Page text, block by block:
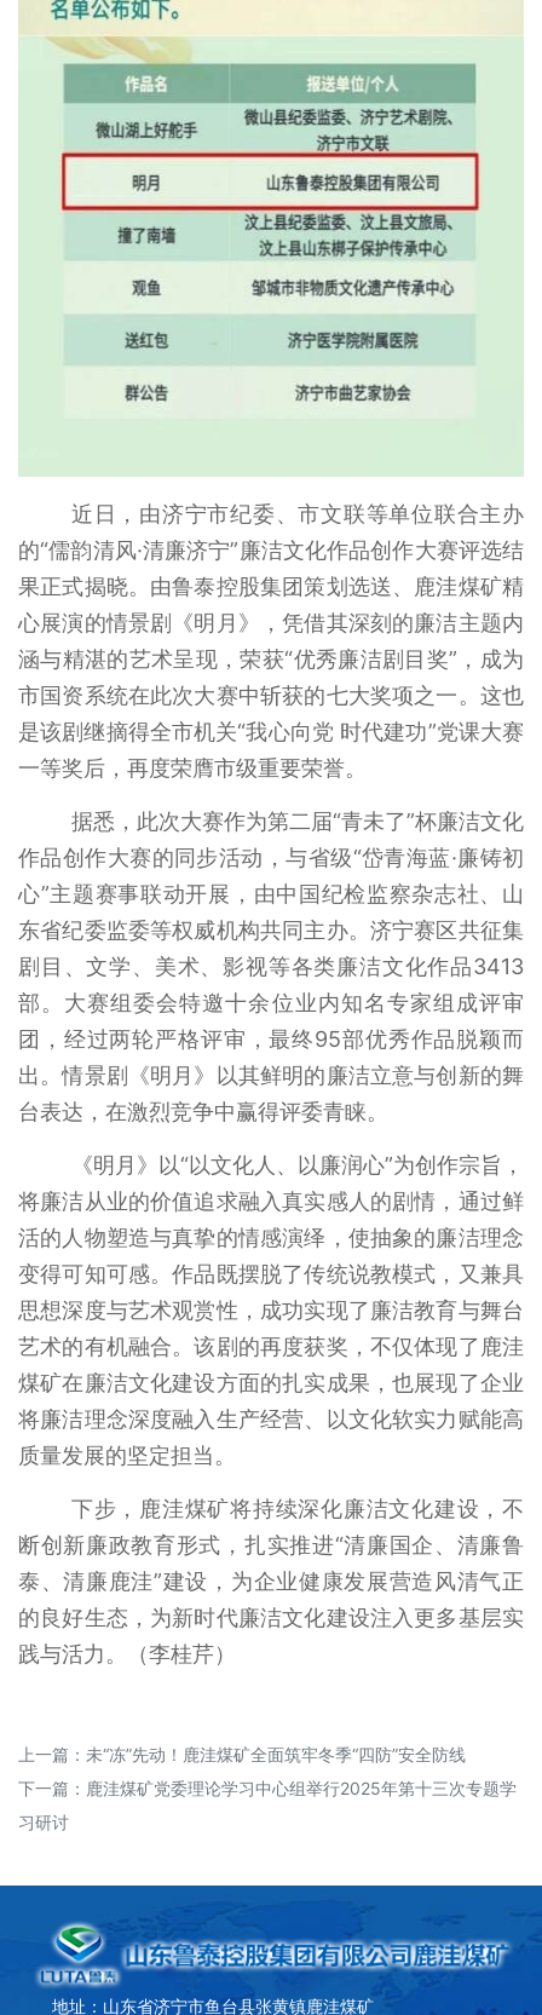
近日，由济宁市纪委、市文联等单位联合主办
的“儒韵清风·清廉济宁”廉洁文化作品创作大赛评选结
果正式揭晓。由鲁泰控股集团策划选送、鹿洼煤矿精
心展演的情景剧《明月》，凭借其深刻的廉洁主题内
涵与精湛的艺术呈现，荣获“优秀廉洁剧目奖”，成为
市国资系统在此次大赛中斩获的七大奖项之一。这也
是该剧继摘得全市机关“我心向党 时代建功”党课大赛
一等奖后，再度荣膺市级重要荣誉。
据悉，此次大赛作为第二届“青未了”杯廉洁文化
作品创作大赛的同步活动，与省级“岱青海蓝·廉铸初
心”主题赛事联动开展，由中国纪检监察杂志社、山
东省纪委监委等权威机构共同主办。济宁赛区共征集
剧目、文学、美术、影视等各类廉洁文化作品3413
部。大赛组委会特邀十余位业内知名专家组成评审
团，经过两轮严格评审，最终95部优秀作品脱颖而
出。情景剧《明月》以其鲜明的廉洁立意与创新的舞
台表达，在激烈竞争中赢得评委青睐。
《明月》以“以文化人、以廉润心”为创作宗旨，
将廉洁从业的价值追求融入真实感人的剧情，通过鲜
活的人物塑造与真挚的情感演绎，使抽象的廉洁理念
变得可知可感。作品既摆脱了传统说教模式，又兼具
思想深度与艺术观赏性，成功实现了廉洁教育与舞台
艺术的有机融合。该剧的再度获奖，不仅体现了鹿洼
煤矿在廉洁文化建设方面的扎实成果，也展现了企业
将廉洁理念深度融入生产经营、以文化软实力赋能高
质量发展的坚定担当。
下步，鹿洼煤矿将持续深化廉洁文化建设，不
断创新廉政教育形式，扎实推进“清廉国企、清廉鲁
泰、清廉鹿洼”建设，为企业健康发展营造风清气正
的良好生态，为新时代廉洁文化建设注入更多基层实
践与活力。（李桂芹）
上一篇： 未“冻”先动！鹿洼煤矿全面筑牢冬季“四防”安全防线
下一篇： 鹿洼煤矿党委理论学习中心组举行2025年第十三次专题学
习研讨
地址：山东省济宁市鱼台县张黄镇鹿洼煤矿